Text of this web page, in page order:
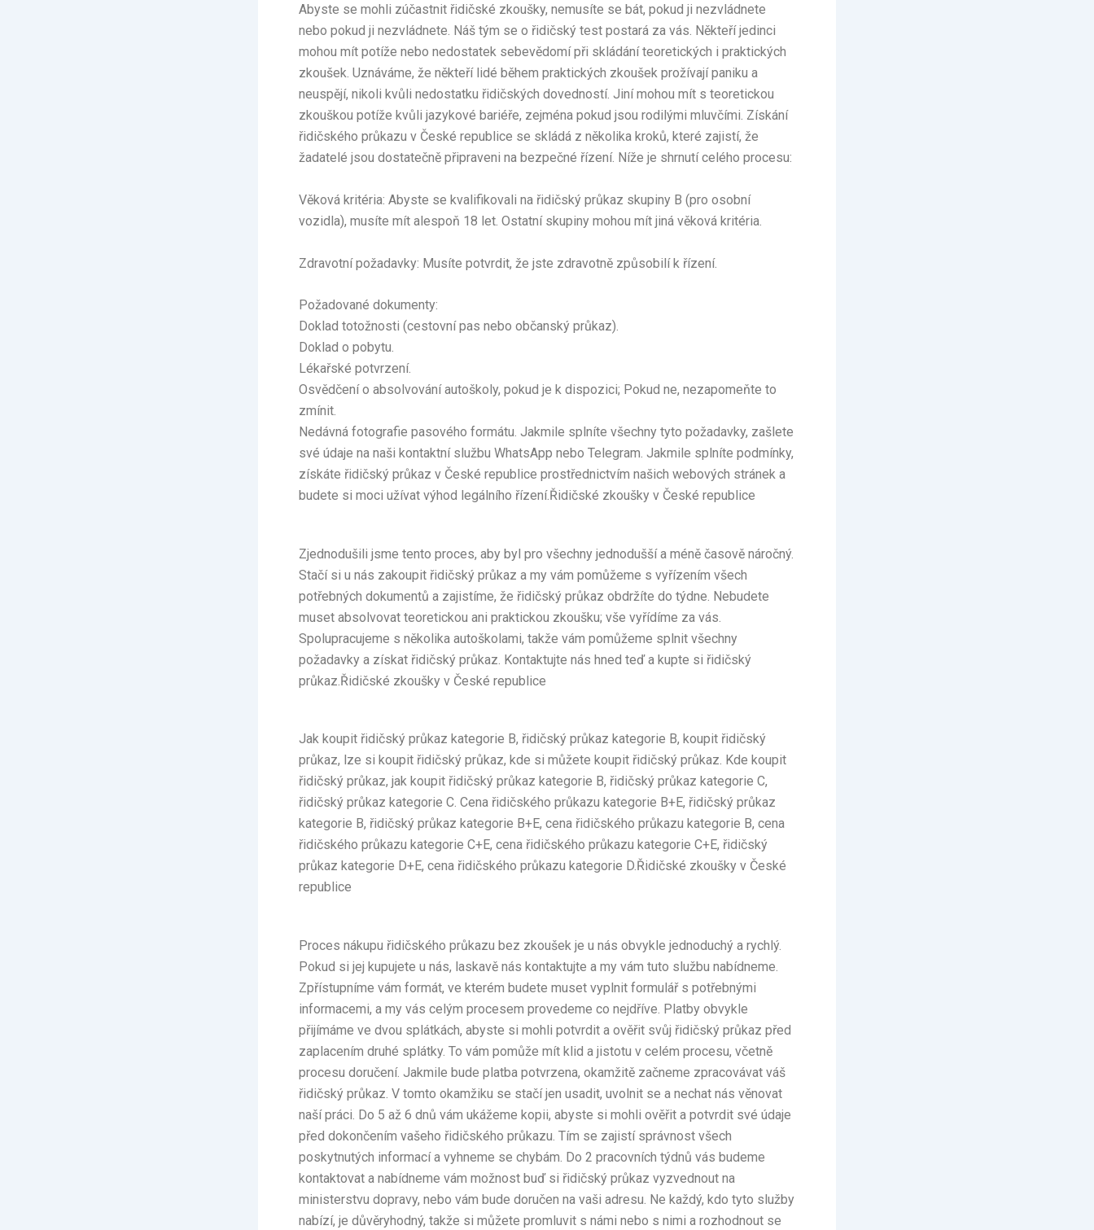
Abyste se mohli zúčastnit řidičské zkoušky, nemusíte se bát, pokud ji nezvládnete
nebo pokud ji nezvládnete. Náš tým se o řidičský test postará za vás. Někteří jedinci
mohou mít potíže nebo nedostatek sebevědomí při skládání teoretických i praktických
zkoušek. Uznáváme, že někteří lidé během praktických zkoušek prožívají paniku a
neuspějí, nikoli kvůli nedostatku řidičských dovedností. Jiní mohou mít s teoretickou
zkouškou potíže kvůli jazykové bariéře, zejména pokud jsou rodilými mluvčími. Získání
řidičského průkazu v České republice se skládá z několika kroků, které zajistí, že
žadatelé jsou dostatečně připraveni na bezpečné řízení. Níže je shrnutí celého procesu:
Věková kritéria: Abyste se kvalifikovali na řidičský průkaz skupiny B (pro osobní
vozidla), musíte mít alespoň 18 let. Ostatní skupiny mohou mít jiná věková kritéria.
Zdravotní požadavky: Musíte potvrdit, že jste zdravotně způsobilí k řízení.
Požadované dokumenty:
Doklad totožnosti (cestovní pas nebo občanský průkaz).
Doklad o pobytu.
Lékařské potvrzení.
Osvědčení o absolvování autoškoly, pokud je k dispozici; Pokud ne, nezapomeňte to
zmínit.
Nedávná fotografie pasového formátu. Jakmile splníte všechny tyto požadavky, zašlete
své údaje na naši kontaktní službu WhatsApp nebo Telegram. Jakmile splníte podmínky,
získáte řidičský průkaz v České republice prostřednictvím našich webových stránek a
budete si moci užívat výhod legálního řízení.Řidičské zkoušky v České republice
Zjednodušili jsme tento proces, aby byl pro všechny jednodušší a méně časově náročný.
Stačí si u nás zakoupit řidičský průkaz a my vám pomůžeme s vyřízením všech
potřebných dokumentů a zajistíme, že řidičský průkaz obdržíte do týdne. Nebudete
muset absolvovat teoretickou ani praktickou zkoušku; vše vyřídíme za vás.
Spolupracujeme s několika autoškolami, takže vám pomůžeme splnit všechny
požadavky a získat řidičský průkaz. Kontaktujte nás hned teď a kupte si řidičský
průkaz.Řidičské zkoušky v České republice
Jak koupit řidičský průkaz kategorie B, řidičský průkaz kategorie B, koupit řidičský
průkaz, lze si koupit řidičský průkaz, kde si můžete koupit řidičský průkaz. Kde koupit
řidičský průkaz, jak koupit řidičský průkaz kategorie B, řidičský průkaz kategorie C,
řidičský průkaz kategorie C. Cena řidičského průkazu kategorie B+E, řidičský průkaz
kategorie B, řidičský průkaz kategorie B+E, cena řidičského průkazu kategorie B, cena
řidičského průkazu kategorie C+E, cena řidičského průkazu kategorie C+E, řidičský
průkaz kategorie D+E, cena řidičského průkazu kategorie D.Řidičské zkoušky v České
republice
Proces nákupu řidičského průkazu bez zkoušek je u nás obvykle jednoduchý a rychlý.
Pokud si jej kupujete u nás, laskavě nás kontaktujte a my vám tuto službu nabídneme.
Zpřístupníme vám formát, ve kterém budete muset vyplnit formulář s potřebnými
informacemi, a my vás celým procesem provedeme co nejdříve. Platby obvykle
přijímáme ve dvou splátkách, abyste si mohli potvrdit a ověřit svůj řidičský průkaz před
zaplacením druhé splátky. To vám pomůže mít klid a jistotu v celém procesu, včetně
procesu doručení. Jakmile bude platba potvrzena, okamžitě začneme zpracovávat váš
řidičský průkaz. V tomto okamžiku se stačí jen usadit, uvolnit se a nechat nás věnovat
naší práci. Do 5 až 6 dnů vám ukážeme kopii, abyste si mohli ověřit a potvrdit své údaje
před dokončením vašeho řidičského průkazu. Tím se zajistí správnost všech
poskytnutých informací a vyhneme se chybám. Do 2 pracovních týdnů vás budeme
kontaktovat a nabídneme vám možnost buď si řidičský průkaz vyzvednout na
ministerstvu dopravy, nebo vám bude doručen na vaši adresu. Ne každý, kdo tyto služby
nabízí, je důvěryhodný, takže si můžete promluvit s námi nebo s nimi a rozhodnout se